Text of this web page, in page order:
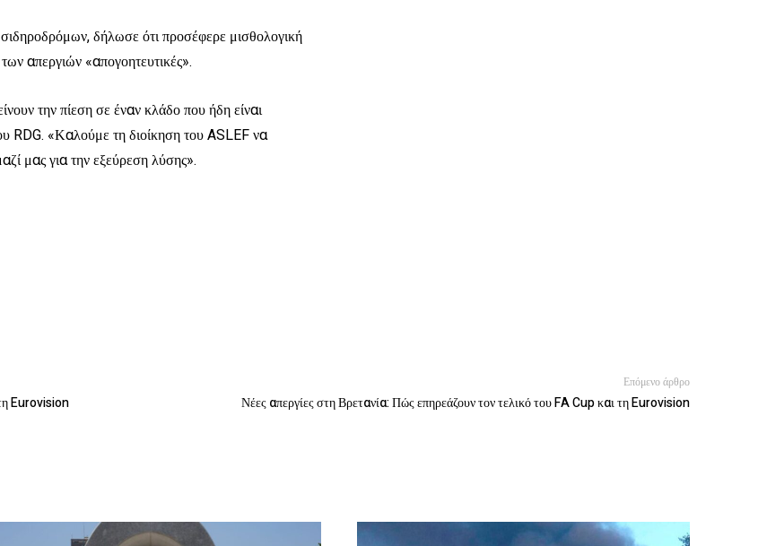
δήλωσε ότι προσέφερε μισθολογική
απεργιών «απογοητευτικές».
την πίεση σε έναν κλάδο που ήδη είναι
RDG. «Καλούμε τη διοίκηση του ASLEF να
μας για την εξεύρεση λύσης».
Eurovision
Επόμενο άρθρο
Νέες απεργίες στη Βρετανία: Πώς επηρεάζουν τον τελικό του FA Cup και τη Eurovision